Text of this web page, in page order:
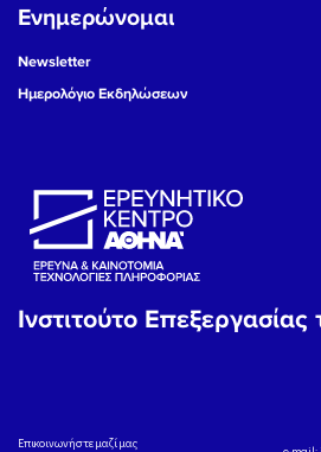
Ενημερώνομαι
Newsletter
Ημερολόγιο Εκδηλώσεων
Ινστιτούτο
Eπικοινωνήστε μαζί μας